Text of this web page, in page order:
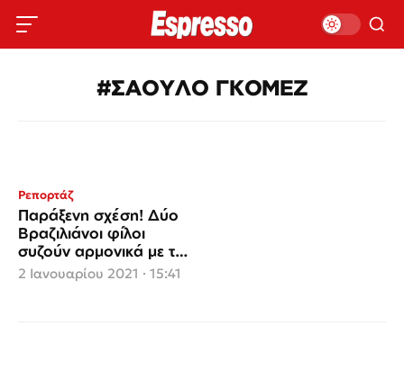
#ΣΑΟΥΛΟ ΓΚΟΜΕΖ
Ρεπορτάζ
Παράξενη σχέση! Δύο
Βραζιλιάνοι φίλοι
συζούν αρμονικά με την
ίδια γυναίκα
2 Ιανουαρίου 2021 · 15:41